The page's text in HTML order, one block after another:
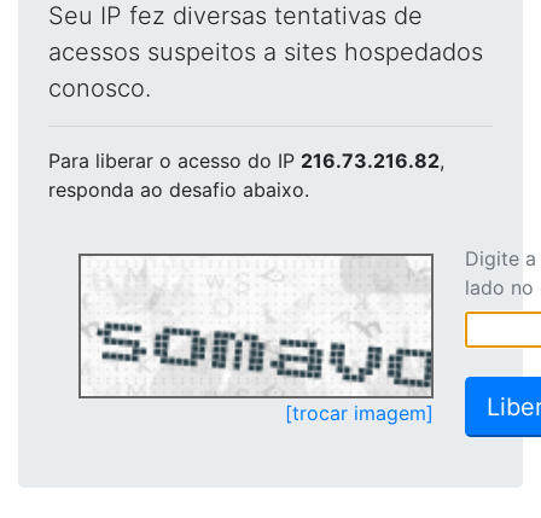
Seu IP fez diversas tentativas de
acessos suspeitos a sites hospedados
conosco.
Para liberar o acesso do IP 216.73.216.82,
responda ao desafio abaixo.
[trocar imagem]
Digite
lado no